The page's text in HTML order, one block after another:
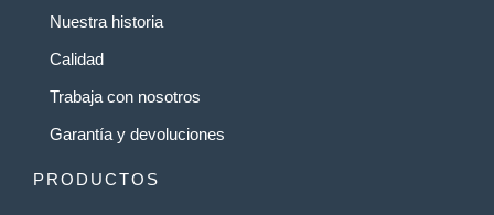
Nuestra historia
Calidad
Trabaja con nosotros
Garantía y devoluciones
PRODUCTOS